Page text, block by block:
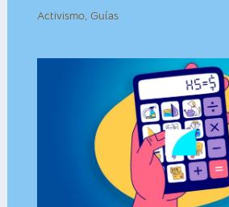
Activismo, Guías